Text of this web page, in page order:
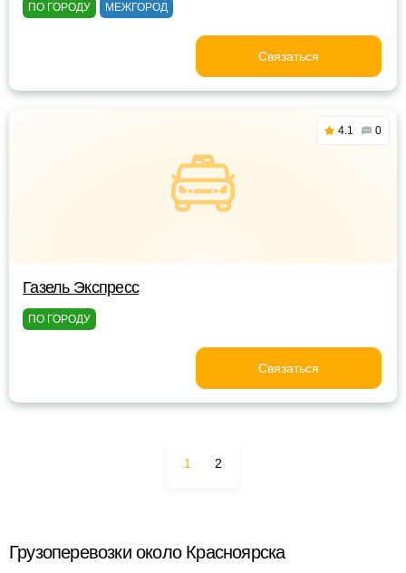
ПО ГОРОДУ МЕЖГОРОД
Связаться
4.1 0
Газель Экспресс
ПО ГОРОДУ
Связаться
1 2
Грузоперевозки около Красноярска